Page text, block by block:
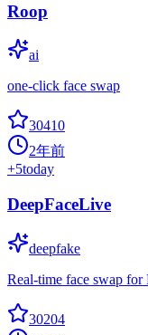
Roop
ai
one-click face swap
30410
2年前
+5today
DeepFaceLive
deepfake
Real-time face swap for
30204